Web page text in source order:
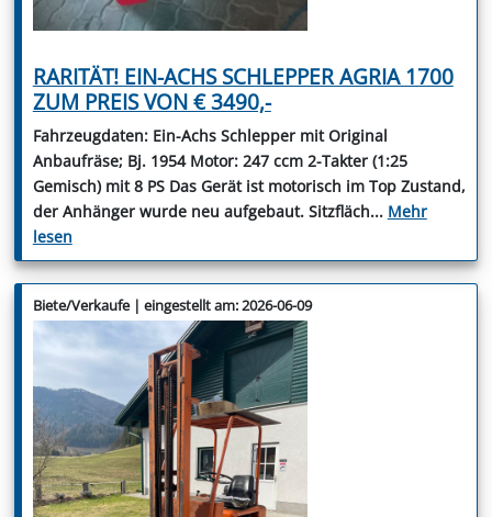
RARITÄT! EIN-ACHS SCHLEPPER AGRIA 1700
ZUM PREIS VON € 3490,-
Fahrzeugdaten: Ein-Achs Schlepper mit Original
Anbaufräse; Bj. 1954 Motor: 247 ccm 2-Takter (1:25
Gemisch) mit 8 PS Das Gerät ist motorisch im Top Zustand,
der Anhänger wurde neu aufgebaut. Sitzfläch... Mehr
lesen
Biete/Verkaufe | eingestellt am: 2026-06-09